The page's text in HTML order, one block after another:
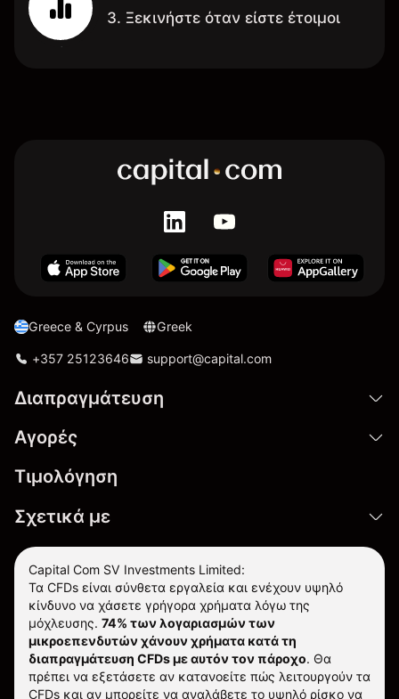
3. Ξεκινήστε όταν είστε έτοιμοι
Greece & Cyrpus Greek
+357 25123646 support@capital.com
Διαπραγμάτευση
Αγορές
Τιμολόγηση
Σχετικά με
Capital Com SV Investments Limited:
Τα CFDs είναι σύνθετα εργαλεία και ενέχουν υψηλό
κίνδυνο να χάσετε γρήγορα χρήματα λόγω της
μόχλευσης. 74% των λογαριασμών των
μικροεπενδυτών χάνουν χρήματα κατά τη
διαπραγμάτευση CFDs με αυτόν τον πάροχο. Θα
πρέπει να εξετάσετε αν κατανοείτε πώς λειτουργούν τα
CFDs και αν μπορείτε να αναλάβετε το υψηλό ρίσκο να